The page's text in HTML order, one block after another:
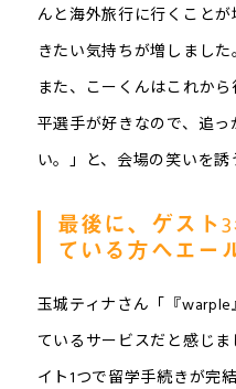
んと海外旅行に行くこと
きたい気持ちが増しました
また、こーくんはこれか
平選手が好きなので、追
い。」と、会場の笑いを誘
最後に、ゲスト
ている方へエー
玉城ティナさん「『
ているサービスだと感じ
イト1つで留学手続きが完